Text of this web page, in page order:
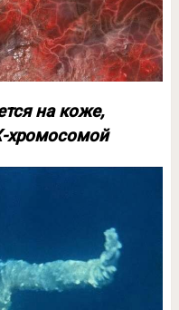
на коже,
хромосомой